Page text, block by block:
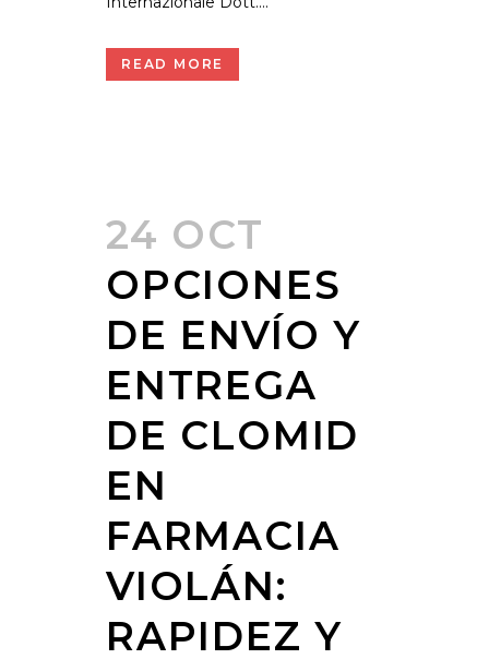
READ MORE
24 OCT
OPCIONES
DE ENVÍO Y
ENTREGA
DE CLOMID
EN
FARMACIA
VIOLÁN:
RAPIDEZ Y